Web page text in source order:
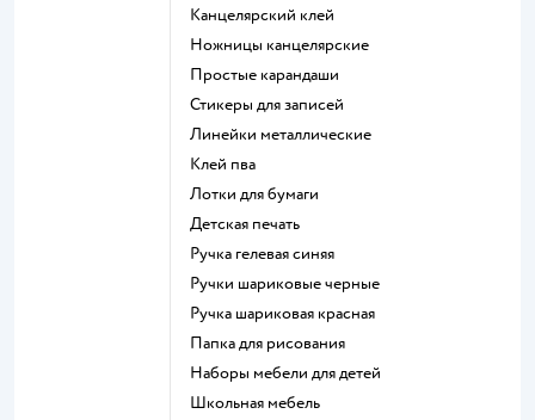
Канцелярский клей
Ножницы канцелярские
Простые карандаши
Стикеры для записей
Линейки металлические
Клей пва
Лотки для бумаги
Детская печать
Ручка гелевая синяя
Ручки шариковые черные
Ручка шариковая красная
Папка для рисования
Наборы мебели для детей
Школьная мебель